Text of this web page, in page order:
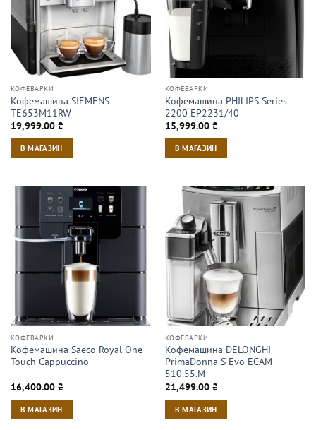
КОФЕВАРКИ
Кофемашина SIEMENS
TE653M11RW
19,999.00 ₴
В МАГАЗИН
КОФЕВАРКИ
Кофемашина PHILIPS Series
2200 EP2231/40
15,999.00 ₴
В МАГАЗИН
КОФЕВАРКИ
Кофемашина Saeco Royal One
Touch Cappuccino
16,400.00 ₴
В МАГАЗИН
КОФЕВАРКИ
Кофемашина DELONGHI
PrimaDonna S Evo ECAM
510.55.M
21,499.00 ₴
В МАГАЗИН